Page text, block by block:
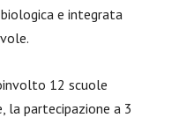
e integrata
12 scuole
la partecipazione a 3